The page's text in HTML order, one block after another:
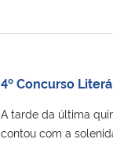
4º Concurso
A tarde da última
contou com a